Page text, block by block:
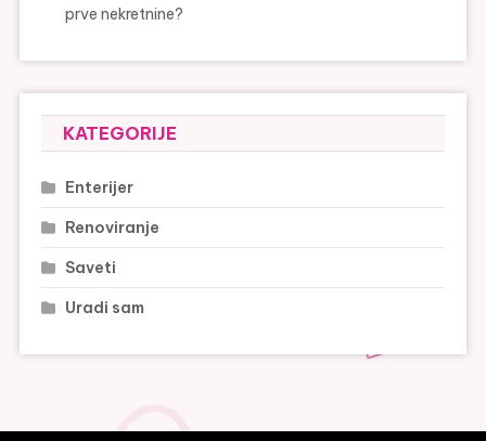
prve nekretnine?
KATEGORIJE
Enterijer
Renoviranje
Saveti
Uradi sam